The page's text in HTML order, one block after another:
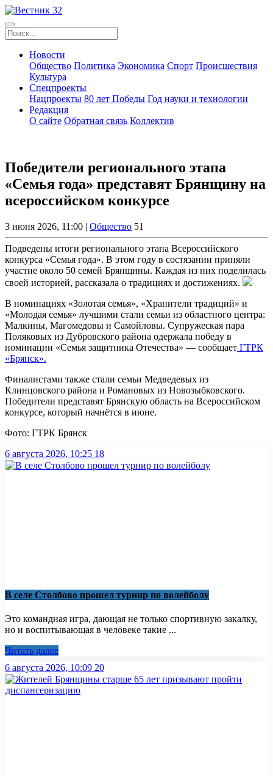
Новости
Общество Политика Экономика Спорт Происшествия
Культура
Спецпроекты
Нацпроекты 80 лет Победы Год науки и технологии
Редакция
О сайте Обратная связь Коллектив
Победители регионального этапа
«Семья года» представят Брянщину на
всероссийском конкурсе
3 июня 2026, 11:00 | Общество 51
Подведены итоги регионального этапа Всероссийского
конкурса «Семья года». В этом году в состязании приняли
участие около 50 семей Брянщины. Каждая из них поделилась
своей историей, рассказала о традициях и достижениях.
В номинациях «Золотая семья», «Хранители традиций» и
«Молодая семья» лучшими стали семьи из областного центра:
Малкины, Магомедовы и Самойловы. Супружеская пара
Поляковых из Дубровского района одержала победу в
номинации «Семья защитника Отечества» — сообщает ГТРК
«Брянск».
Финалистами также стали семьи Медведевых из
Клинцовского района и Романовых из Новозыбковского.
Победители представят Брянскую область на Всероссийском
конкурсе, который начнётся в июне.
Фото: ГТРК Брянск
6 августа 2026, 10:25 18
В селе Столбово прошел турнир по волейболу
Это командная игра, дающая не только спортивную закалку,
но и воспитывающая в человеке такие ...
Читать далее
6 августа 2026, 10:09 20